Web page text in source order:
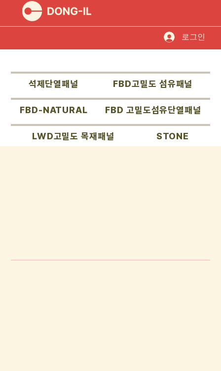
로그인
석제단열패널 FBD고밀도 섬유패널
FBD-NATURAL FBD 고밀도섬유단열패널
LWD고밀도 목재패널 STONE